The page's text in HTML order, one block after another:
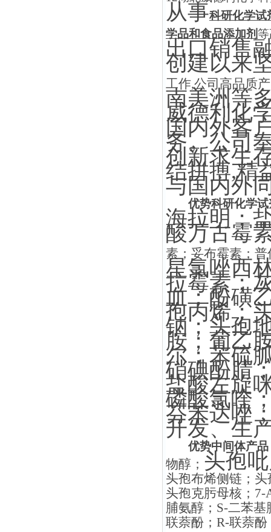
从事科研化学试
学品和食品添加剂
出口销售
创建以来
工作,公司高品质
南美洲等
威德利化
国内外客
务。公司
创新求生
结拼搏,精
与国内外
优势科研化学
海拉明；
酸万古霉
素；妥布霉素；
星氯唑西
拉霉素；
血；酚磺
孢丙烯；
钠；头孢
胺；葡乙
尔；苯硫
硝碘酚腈
盐酸左旋
磷酸氯喹
芬苯达唑
开发、生
优势中间体产品
物醇； 头孢
头孢布烯侧链；
头孢克肟母核；7-
脯氨醇；S-二苯
联萘酚；R-联萘